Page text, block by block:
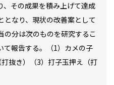
、その成果を積み上げて達成
なり、現状の改善案として
の分は次のものを研究するこ
て報告する。（1）カメの子
打抜き）（3）打子玉押え（打